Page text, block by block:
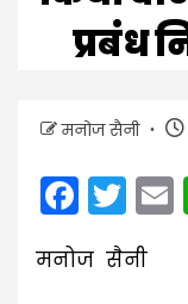
प्रबंध
मनोज सैनी
मनोज सैनी